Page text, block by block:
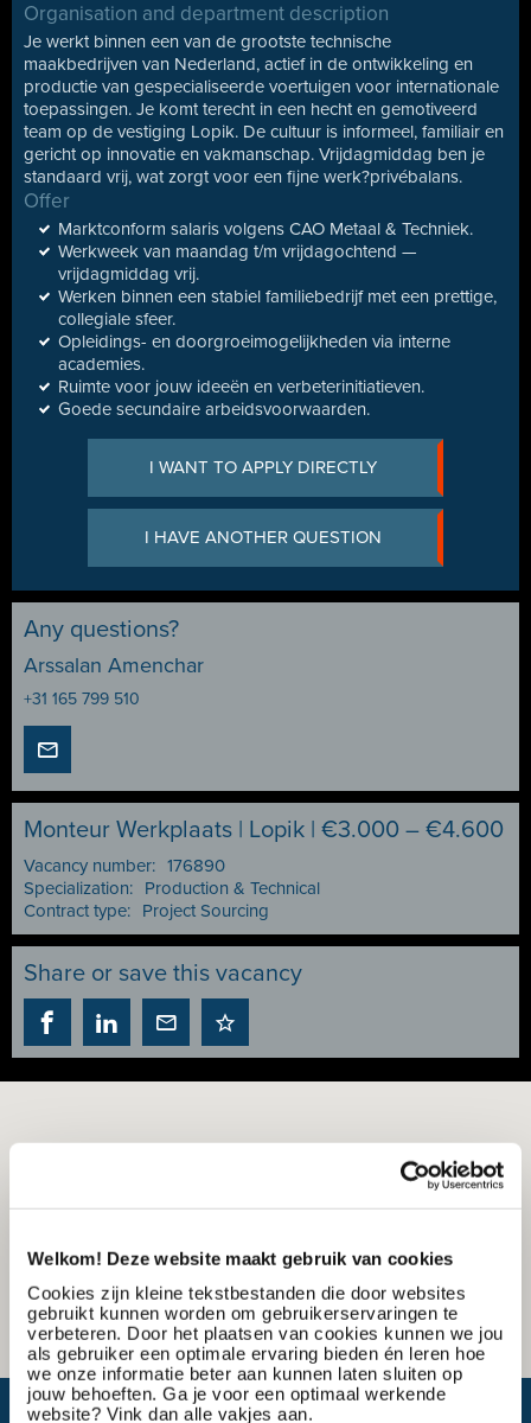
Welkom! Deze website maakt gebruik van cookies
Cookies zijn kleine tekstbestanden die door websites
gebruikt kunnen worden om gebruikerservaringen te
verbeteren. Door het plaatsen van cookies kunnen we jou
als gebruiker een optimale ervaring bieden én leren hoe
we onze informatie beter aan kunnen laten sluiten op
jouw behoeften. Ga je voor een optimaal werkende
website? Vink dan alle vakjes aan.
Organisation and department description
Je werkt binnen een van de grootste technische
maakbedrijven van Nederland, actief in de ontwikkeling en
productie van gespecialiseerde voertuigen voor internationale
toepassingen. Je komt terecht in een hecht en gemotiveerd
team op de vestiging Lopik. De cultuur is informeel, familiair en
gericht op innovatie en vakmanschap. Vrijdagmiddag ben je
standaard vrij, wat zorgt voor een fijne werk?privébalans.
Offer
Marktconform salaris volgens CAO Metaal & Techniek.
Werkweek van maandag t/m vrijdagochtend —
vrijdagmiddag vrij.
Werken binnen een stabiel familiebedrijf met een prettige,
collegiale sfeer.
Opleidings- en doorgroeimogelijkheden via interne
academies.
Ruimte voor jouw ideeën en verbeterinitiatieven.
Goede secundaire arbeidsvoorwaarden.
I WANT TO APPLY DIRECTLY
I HAVE ANOTHER QUESTION
Any questions?
Arssalan Amenchar
+31 165 799 510
Monteur Werkplaats | Lopik | €3.000 – €4.600
Vacancy number: 176890
Specialization:
Production & Technical
Contract type:
Project Sourcing
Share or save this vacancy
What is my travel time?